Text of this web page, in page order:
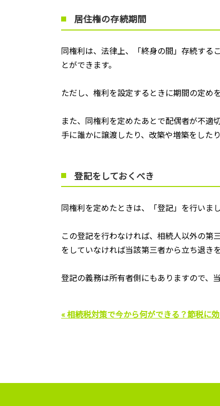
居住権の存続期間
同権利は、法律上、「終身の間」存続する
とができます。
ただし、権利を設定するときに期間の定め
また、同権利を定めたあとで配偶者が不適
手に誰かに譲渡したり、改築や増築をした
登記をしておくべき
同権利を定めたときは、「登記」を行いまし
この登記を行わなければ、相続人以外の第
をしていなければ当該第三者から立ち退き
登記の義務は所有者側にもありますので、
« 相続税対策で今から何ができる？節税に